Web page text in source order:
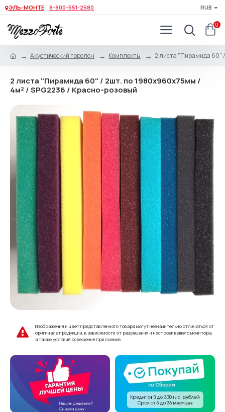
ЭЛЬ-МОНТЕ 8-800-551-2580 RUB
0
Акустический поролон Комплекты 2 листа "Пирамида 60"
2 листа "Пирамида 60" / 2шт. по 1980х960х75мм /
4м² / SPG2236 / Красно-розовый
Изображения и цвет представленного товара могут незначительно отличаться от
оригинала продукции, в зависимости от разрешения и настроек вашего монитора,
а также условий освещения при съемке.